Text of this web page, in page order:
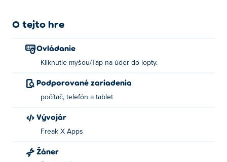
O tejto hre
Ovládanie
Kliknutie myšou/Tap na úder do lopty.
Podporované zariadenia
počítač, telefón a tablet
Vývojár
Freak X Apps
Žáner